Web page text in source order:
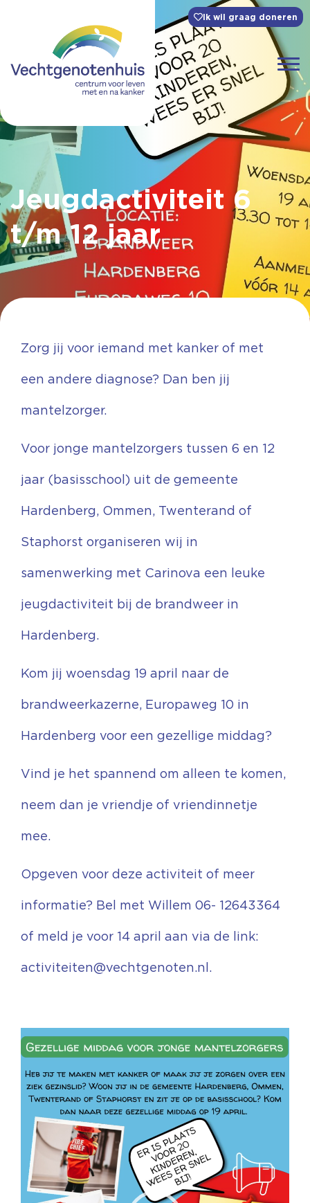
Ik wil graag doneren
Jeugdactiviteit 6
t/m 12 jaar
Zorg jij voor iemand met kanker of met
een andere diagnose? Dan ben jij
mantelzorger.
Voor jonge mantelzorgers tussen 6 en 12
jaar (basisschool) uit de gemeente
Hardenberg, Ommen, Twenterand of
Staphorst organiseren wij in
samenwerking met Carinova een leuke
jeugdactiviteit bij de brandweer in
Hardenberg.
Kom jij woensdag 19 april naar de
brandweerkazerne, Europaweg 10 in
Hardenberg voor een gezellige middag?
Vind je het spannend om alleen te komen,
neem dan je vriendje of vriendinnetje
mee.
Opgeven voor deze activiteit of meer
informatie? Bel met Willem 06- 12643364
of meld je voor 14 april aan via de link:
activiteiten@vechtgenoten.nl .
Videospeler